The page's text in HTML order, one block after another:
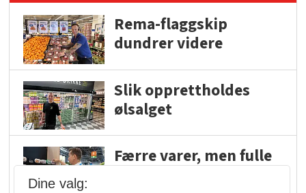
Rema-flaggskip
dundrer videre
Slik opprettholdes
ølsalget
Færre varer, men fulle
Dine valg: